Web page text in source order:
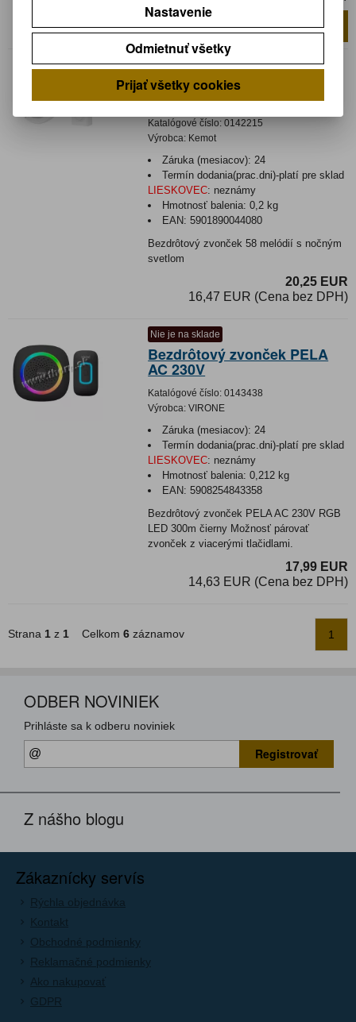
ks Pridať do košíka
Nie je na sklade
Bezdrôtový zvonček 58
melódií s nočným svetlom
Katalógové číslo: 0142215
Výrobca: Kemot
Záruka (mesiacov): 24
Termín dodania(prac.dni)-platí pre sklad
LIESKOVEC: neznámy
Hmotnosť balenia:0,2 kg
EAN:5901890044080
Bezdrôtový zvonček 58 melódií s nočným
svetlom
20,25 EUR
16,47 EUR (Cena bez DPH)
Nie je na sklade
Bezdrôtový zvonček PELA
AC 230V
Katalógové číslo: 0143438
Výrobca: VIRONE
Záruka (mesiacov): 24
Termín dodania(prac.dni)-platí pre sklad
LIESKOVEC: neznámy
Hmotnosť balenia:0,212 kg
EAN:5908254843358
Bezdrôtový zvonček PELA AC 230V RGB
LED 300m čierny Možnosť párovať
zvonček z viacerými tlačidlami.
17,99 EUR
14,63 EUR (Cena bez DPH)
Strana 1 z 1 Celkom 6 záznamov 1
ODBER NOVINIEK
Prihláste sa k odberu noviniek
Registrovať
Z nášho blogu
Zákaznícky servís
Rýchla objednávka
Kontakt
Obchodné podmienky
Reklamačné podmienky
Ako nakupovať
GDPR
Nastavenie
Odmietnuť všetky
Prijať všetky cookies